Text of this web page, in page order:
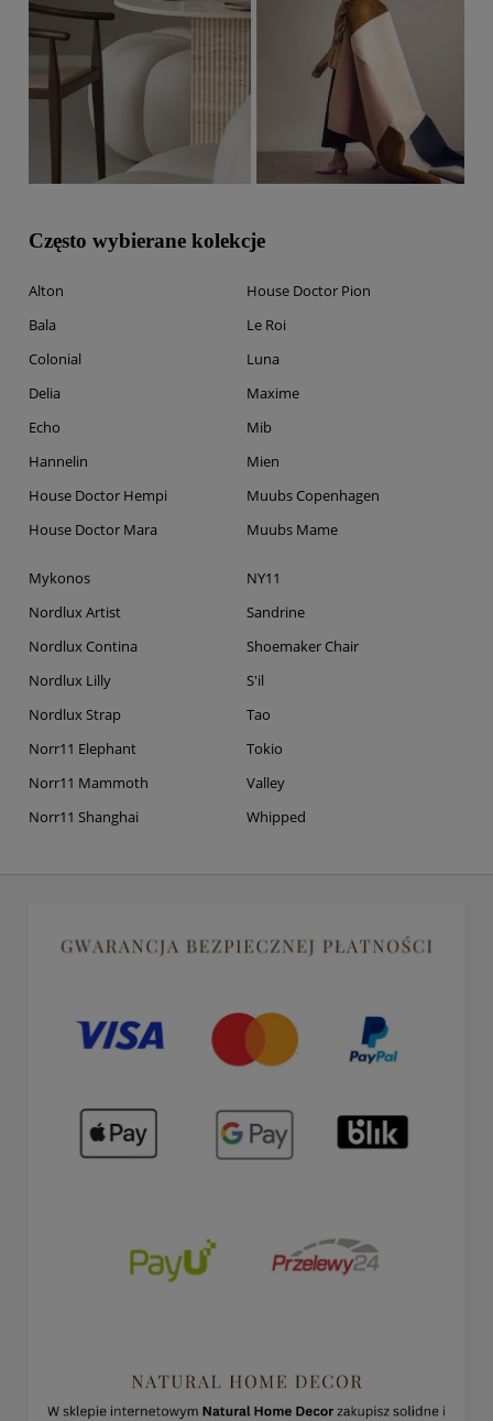
Często wybierane kolekcje
Alton
Bala
Colonial
Delia
Echo
Hannelin
House Doctor Hempi
House Doctor Mara
House Doctor Pion
Le Roi
Luna
Maxime
Mib
Mien
Muubs Copenhagen
Muubs Mame
Mykonos
Nordlux Artist
Nordlux Contina
Nordlux Lilly
Nordlux Strap
Norr11 Elephant
Norr11 Mammoth
Norr11 Shanghai
NY11
Sandrine
Shoemaker Chair
S'il
Tao
Tokio
Valley
Whipped